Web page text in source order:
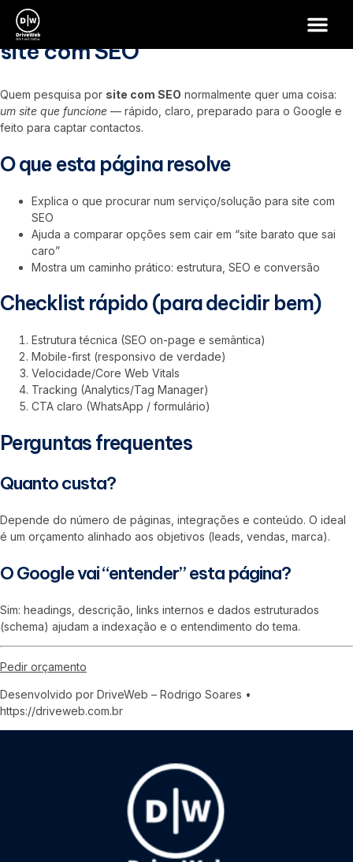
site com SEO
Quem pesquisa por site com SEO normalmente quer uma coisa:
um site que funcione — rápido, claro, preparado para o Google e
feito para captar contactos.
O que esta página resolve
Explica o que procurar num serviço/solução para site com
SEO
Ajuda a comparar opções sem cair em “site barato que sai
caro”
Mostra um caminho prático: estrutura, SEO e conversão
Checklist rápido (para decidir bem)
Estrutura técnica (SEO on-page e semântica)
Mobile-first (responsivo de verdade)
Velocidade/Core Web Vitals
Tracking (Analytics/Tag Manager)
CTA claro (WhatsApp / formulário)
Perguntas frequentes
Quanto custa?
Depende do número de páginas, integrações e conteúdo. O ideal
é um orçamento alinhado aos objetivos (leads, vendas, marca).
O Google vai “entender” esta página?
Sim: headings, descrição, links internos e dados estruturados
(schema) ajudam a indexação e o entendimento do tema.
Pedir orçamento
Desenvolvido por DriveWeb – Rodrigo Soares •
https://driveweb.com.br